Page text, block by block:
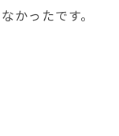
かったです。